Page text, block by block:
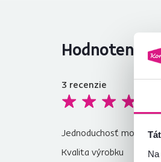
Hodnotenia
3 recenzie
Jednoduchosť montáže
Kvalita výrobku